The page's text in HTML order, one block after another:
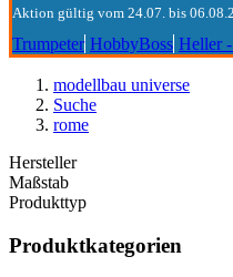
Aktion gültig vom 24.07. bis
Trumpeter HobbyBoss Heller
modellbau universe
Suche
rome
Hersteller
Maßstab
Produkttyp
Produktkategorien